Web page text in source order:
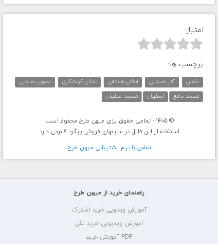
امتیاز:



برچسب ها:
عکس آثار باستانی اماکن باستانی اماکن گردشگری
تصویر باستانی
مسجد جامع
اصفهان مسجد اصفهان
© 1405 - تمامی حقوق برای میهن طرح محفوظ است.
استفاده از این فایل در سایتهای فروش پیگرد قانونی دارد
تماس با تيم پشتيبانی ميهن طرح
راهنمای خرید از میهن طرح
آموزش ویدویی خرید اشتراک
آموزش ویدیویی خرید تکی
PDF آموزش خرید